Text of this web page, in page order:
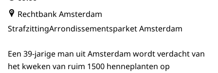
Rechtbank Amsterdam
StrafzittingArrondissementsparket Amsterdam
Een 39-jarige man uit Amsterdam wordt verdacht van
het kweken van ruim 1500 henneplanten op